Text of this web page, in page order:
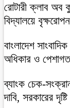
রোটারী ক্লাব অব
বিদ্যালয়ে
বাংলাদেশ
অধিকার ও পেশাগত
ব্যাংক চেক-
দাবি, সরকারের